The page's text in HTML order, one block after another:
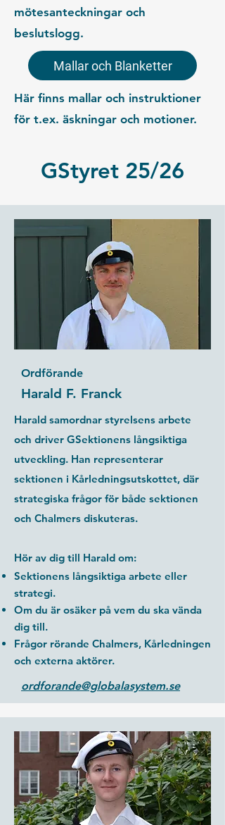
mötesanteckningar och
beslutslogg.
Mallar och Blanketter
Här finns mallar och instruktioner
för t.ex. äskningar och motioner.
GStyret 25/26
Ordförande
Harald F. Franck
Harald samordnar styrelsens arbete
och driver GSektionens långsiktiga
utveckling. Han representerar
sektionen i Kårledningsutskottet, där
strategiska frågor för både sektionen
och Chalmers diskuteras.
Hör av dig till Harald om:
Sektionens långsiktiga arbete eller
strategi.
Om du är osäker på vem du ska vända
dig till.
Frågor rörande Chalmers, Kårledningen
och externa aktörer.
ordforande@globalasystem.se